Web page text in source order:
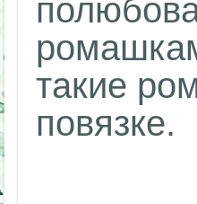
такие
повязке.